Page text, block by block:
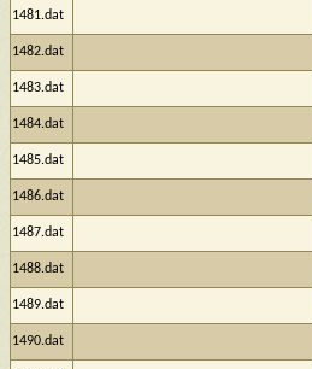
1481.dat
1482.dat
1483.dat
1484.dat
1485.dat
1486.dat
1487.dat
1488.dat
1489.dat
1490.dat